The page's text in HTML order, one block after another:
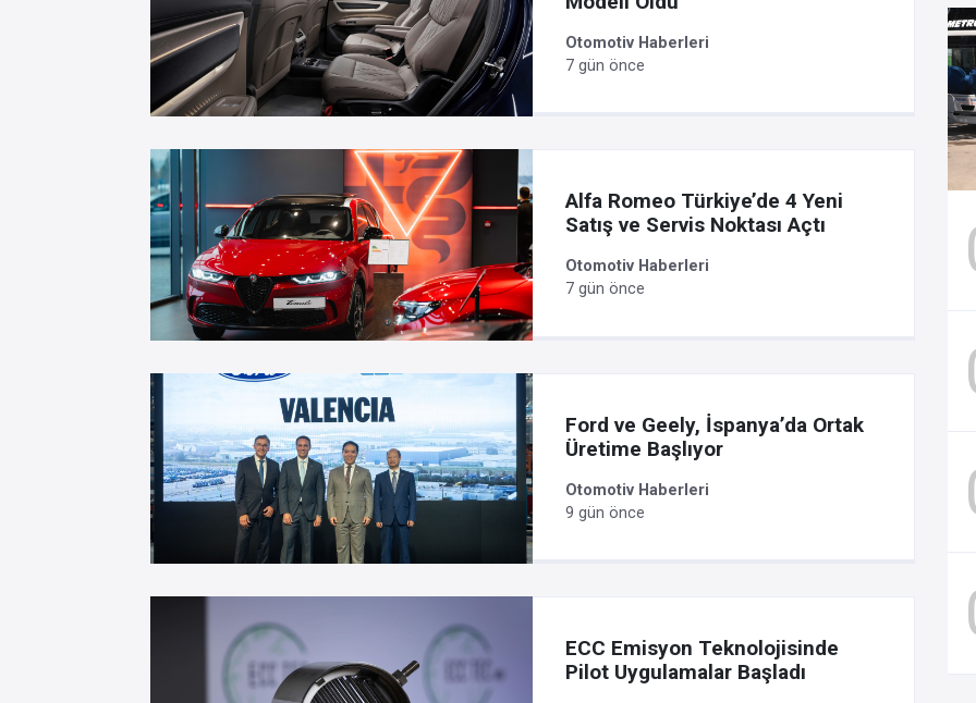
Otomotiv Haberleri
7 gün önce
Alfa Romeo Türkiye’de 4 Yeni
Satış ve Servis Noktası Açtı
Otomotiv Haberleri
7 gün önce
Ford ve Geely, İspanya’da Ortak
Üretime Başlıyor
Otomotiv Haberleri
9 gün önce
ECC Emisyon Teknolojisinde
Pilot Uygulamalar Başladı